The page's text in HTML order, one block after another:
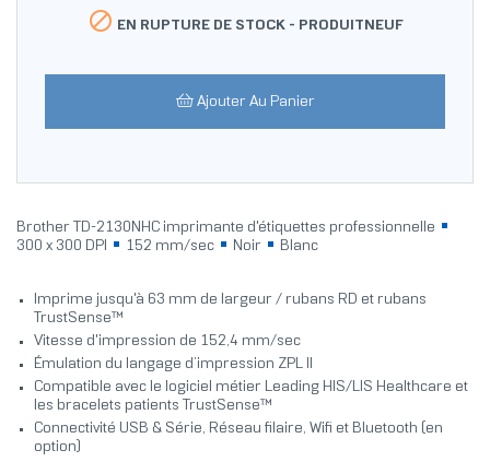
 EN RUPTURE DE STOCK - PRODUITNEUF
Ajouter Au Panier
Brother TD-2130NHC imprimante d'étiquettes professionnelle
300 x 300 DPI
152 mm/sec Noir Blanc
Imprime jusqu'à 63 mm de largeur / rubans RD et rubans
TrustSense™
Vitesse d'impression de 152,4 mm/sec
Émulation du langage d’impression ZPL II
Compatible avec le logiciel métier Leading HIS/LIS Healthcare et
les bracelets patients TrustSense™
Connectivité USB & Série, Réseau filaire, Wifi et Bluetooth (en
option)